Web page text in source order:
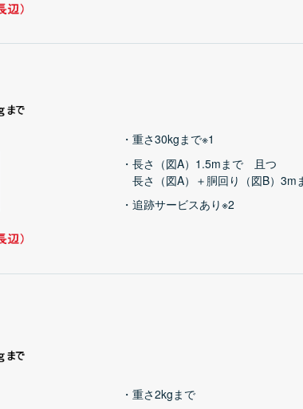
重さ30kgまで※1
長さ（図A）1.5mまで 且つ
長さ（図A）＋胴回り（図B）3m
追跡サービスあり※2
重さ2kgまで